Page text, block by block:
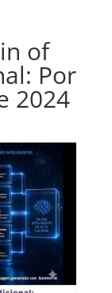
of
Por
2024